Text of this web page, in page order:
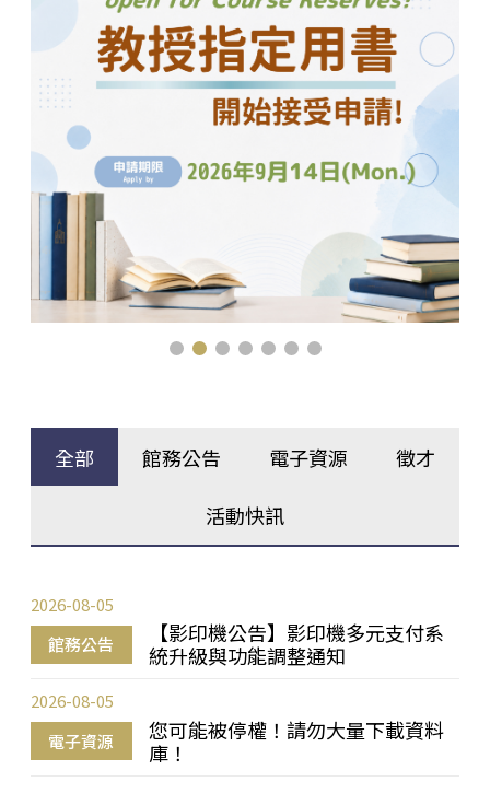
全部 館務公告 電子資源 徵才
活動快訊
館務公告
【影印機公告】影印機多元支付系
統升級與功能調整通知
2026-08-05
電子資源
您可能被停權！請勿大量下載資料
庫！
2026-08-05